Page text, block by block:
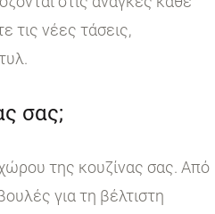
τις νέες τάσεις,
σας;
της κουζίνας σας. Από
για τη βέλτιστη